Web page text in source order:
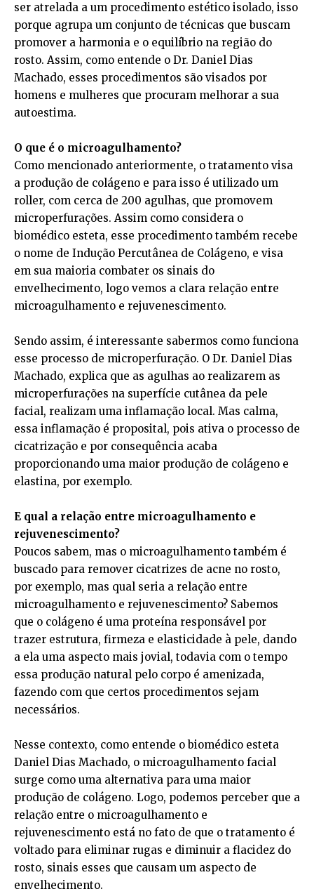
ser atrelada a um procedimento estético isolado, isso
porque agrupa um conjunto de técnicas que buscam
promover a harmonia e o equilíbrio na região do
rosto. Assim, como entende o Dr. Daniel Dias
Machado, esses procedimentos são visados por
homens e mulheres que procuram melhorar a sua
autoestima.
O que é o microagulhamento?
Como mencionado anteriormente, o tratamento visa
a produção de colágeno e para isso é utilizado um
roller, com cerca de 200 agulhas, que promovem
microperfurações. Assim como considera o
biomédico esteta, esse procedimento também recebe
o nome de Indução Percutânea de Colágeno, e visa
em sua maioria combater os sinais do
envelhecimento, logo vemos a clara relação entre
microagulhamento e rejuvenescimento.
Sendo assim, é interessante sabermos como funciona
esse processo de microperfuração. O Dr. Daniel Dias
Machado, explica que as agulhas ao realizarem as
microperfurações na superfície cutânea da pele
facial, realizam uma inflamação local. Mas calma,
essa inflamação é proposital, pois ativa o processo de
cicatrização e por consequência acaba
proporcionando uma maior produção de colágeno e
elastina, por exemplo.
E qual a relação entre microagulhamento e
rejuvenescimento?
Poucos sabem, mas o microagulhamento também é
buscado para remover cicatrizes de acne no rosto,
por exemplo, mas qual seria a relação entre
microagulhamento e rejuvenescimento? Sabemos
que o colágeno é uma proteína responsável por
trazer estrutura, firmeza e elasticidade à pele, dando
a ela uma aspecto mais jovial, todavia com o tempo
essa produção natural pelo corpo é amenizada,
fazendo com que certos procedimentos sejam
necessários.
Nesse contexto, como entende o biomédico esteta
Daniel Dias Machado, o microagulhamento facial
surge como uma alternativa para uma maior
produção de colágeno. Logo, podemos perceber que a
relação entre o microagulhamento e
rejuvenescimento está no fato de que o tratamento é
voltado para eliminar rugas e diminuir a flacidez do
rosto, sinais esses que causam um aspecto de
envelhecimento.